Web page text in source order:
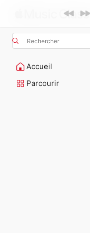
Rechercher
Accueil
Parcourir